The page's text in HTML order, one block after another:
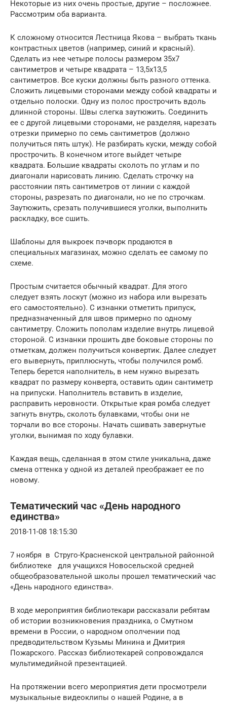
Некоторые из них очень простые, другие – посложнее.
Рассмотрим оба варианта.
К сложному относится Лестница Якова – выбрать ткань
контрастных цветов (например, синий и красный).
Сделать из нее четыре полосы размером 35х7
сантиметров и четыре квадрата – 13,5х13,5
сантиметров. Все куски должны быть разного оттенка.
Сложить лицевыми сторонами между собой квадраты и
отдельно полоски. Одну из полос прострочить вдоль
длинной стороны. Швы слегка заутюжить. Соединить
ее с другой лицевыми сторонами, не разделяя, нарезать
отрезки примерно по семь сантиметров (должно
получиться пять штук). Не разбирать куски, между собой
прострочить. В конечном итоге выйдет четыре
квадрата. Большие квадраты сколоть по углам и по
диагонали нарисовать линию. Сделать строчку на
расстоянии пять сантиметров от линии с каждой
стороны, разрезать по диагонали, но не по строчкам.
Заутюжить, срезать получившиеся уголки, выполнить
раскладку, все сшить.
Шаблоны для выкроек пэчворк продаются в
специальных магазинах, можно сделать ее самому по
схеме.
Простым считается обычный квадрат. Для этого
следует взять лоскут (можно из набора или вырезать
его самостоятельно). С изнанки отметить припуск,
предназначенный для швов примерно по одному
сантиметру. Сложить пополам изделие внутрь лицевой
стороной. С изнанки прошить две боковые стороны по
отметкам, должен получиться конвертик. Далее следует
его вывернуть, приплюснуть, чтобы получился ромб.
Теперь берется наполнитель, в нем нужно вырезать
квадрат по размеру конверта, оставить один сантиметр
на припуски. Наполнитель вставить в изделие,
расправить неровности. Открытые края ромба следует
загнуть внутрь, сколоть булавками, чтобы они не
торчали во все стороны. Начать сшивать завернутые
уголки, вынимая по ходу булавки.
Каждая вещь, сделанная в этом стиле уникальна, даже
смена оттенка у одной из деталей преображает ее по
новому.
Тематический час «День народного
единства»
2018-11-08 18:15:30
7 ноября в Струго-Красненской центральной районной
библиотеке для учащихся Новосельской средней
общеобразовательной школы прошел тематический час
«День народного единства».
В ходе мероприятия библиотекари рассказали ребятам
об истории возникновения праздника, о Смутном
времени в России, о народном ополчении под
предводительством Кузьмы Минина и Дмитрия
Пожарского. Рассказ библиотекарей сопровождался
мультимедийной презентацией.
На протяжении всего мероприятия дети просмотрели
музыкальные видеоклипы о нашей Родине, а в